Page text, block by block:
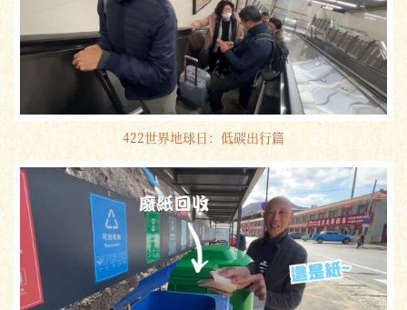
422世界地球日：低碳出行篇